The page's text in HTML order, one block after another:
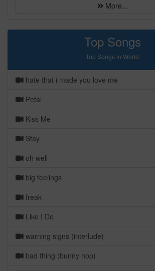
More...
Top Songs
Top Songs in World
hate that i made you love me
Petal
Kiss Me
Stay
oh well
big feelings
freak
Like I Do
warning signs (interlude)
bad thing (bunny hop)